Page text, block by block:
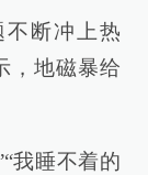
断冲上热
，地磁暴给
我睡不着的